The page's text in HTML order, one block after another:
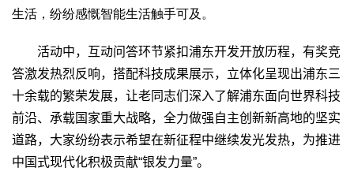
生活，纷纷感慨智能生活触手可及。
活动中，互动问答环节紧扣浦东开发开放历程，有奖竞
答激发热烈反响，搭配科技成果展示，立体化呈现出浦东三
十余载的繁荣发展，让老同志们深入了解浦东面向世界科技
前沿、承载国家重大战略，全力做强自主创新新高地的坚实
道路，大家纷纷表示希望在新征程中继续发光发热，为推进
中国式现代化积极贡献“银发力量”。